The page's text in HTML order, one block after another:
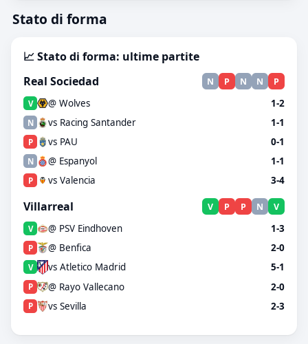
Stato di forma
📈 Stato di forma: ultime partite
Real Sociedad
N P N N P
V @ Wolves 1-2
N vs Racing Santander 1-1
P vs PAU 0-1
N @ Espanyol 1-1
P vs Valencia 3-4
Villarreal V P P N V
V @ PSV Eindhoven 1-3
P @ Benfica 2-0
V vs Atletico Madrid 5-1
P @ Rayo Vallecano 2-0
P vs Sevilla 2-3